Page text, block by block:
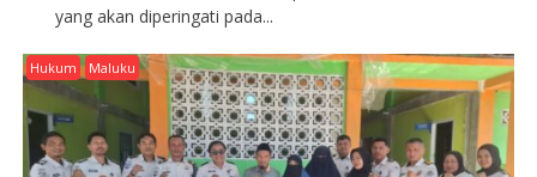
yang akan diperingati pada...
Hukum Maluku